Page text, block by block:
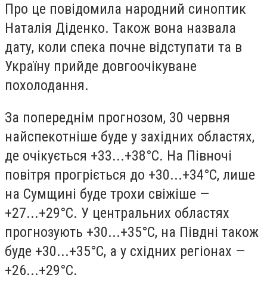
Про це повідомила народний синоптик
Наталія Діденко. Також вона назвала
дату, коли спека почне відступати та в
Україну прийде довгоочікуване
похолодання.
За попереднім прогнозом, 30 червня
найспекотніше буде у західних областях,
де очікується +33...+38°С. На Півночі
повітря прогріється до +30...+34°С, лише
на Сумщині буде трохи свіжіше —
+27...+29°С. У центральних областях
прогнозують +30...+35°С, на Півдні також
буде +30...+35°С, а у східних регіонах —
+26...+29°С.